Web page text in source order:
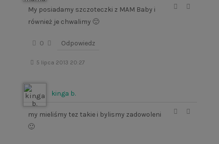
My posiadamy szczoteczki z MAM Baby i
również je chwalimy 🙂
0 Odpowiedz
5 lipca 2013 20:27
kinga b.
my mieliśmy tez takie i bylismy zadowoleni
🙂